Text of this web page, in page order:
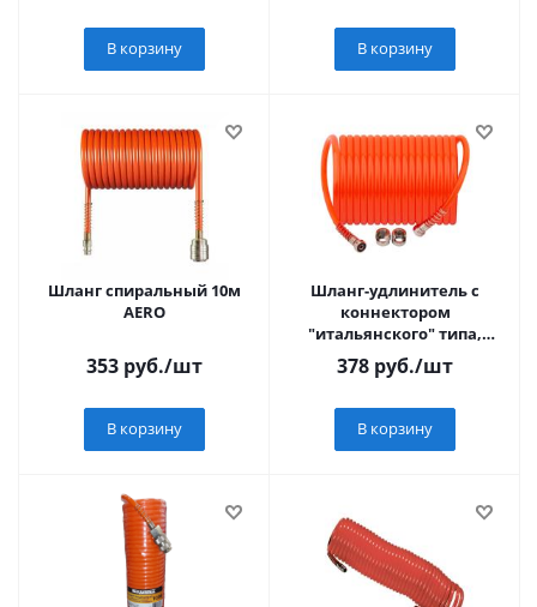
В корзину В корзину
Шланг спиральный 10м
AERO
353 руб./шт
В корзину
Шланг-удлинитель с
коннектором
"итальянского" типа,
длина 5 м
378 руб./шт
В корзину